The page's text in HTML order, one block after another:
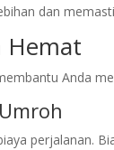
dan
Hemat
Anda
perjalanan.